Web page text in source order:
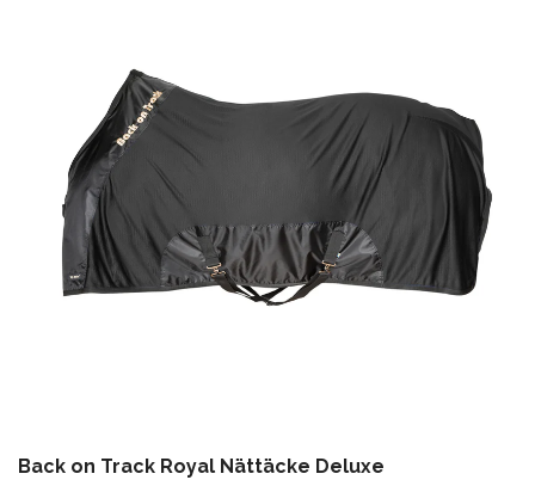
Back on Track Royal Nättäcke Deluxe